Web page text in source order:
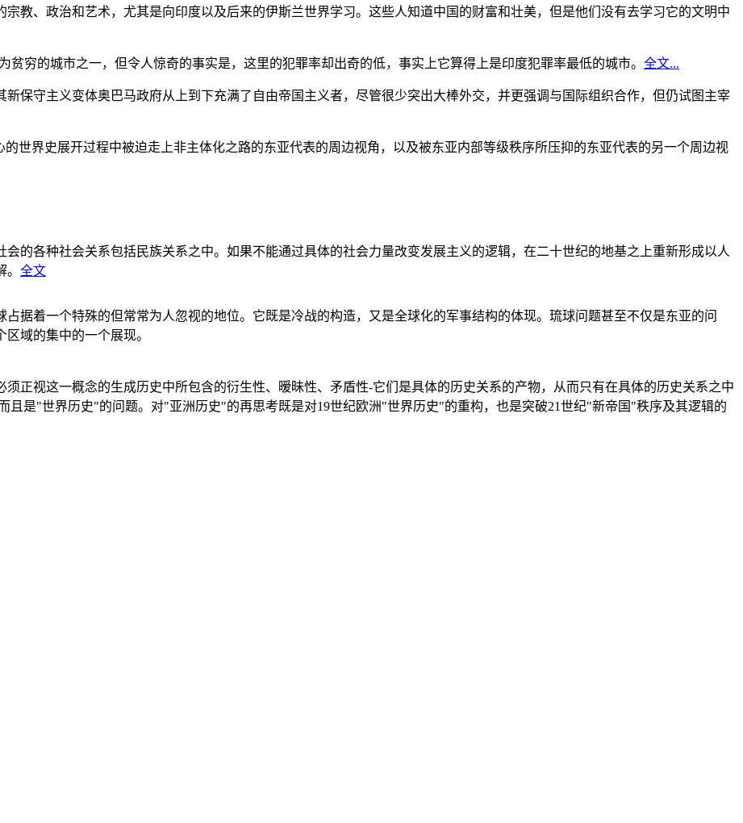
宗教、政治和艺术，尤其是向印度以及后来的伊斯兰世界学习。这些人知道中国的财富和壮美，但是他们没有去学习它的文明中
贫穷的城市之一，但令人惊奇的事实是，这里的犯罪率却出奇的低，事实上它算得上是印度犯罪率最低的城市。 全文...
新保守主义变体奥巴马政府从上到下充满了自由帝国主义者，尽管很少突出大棒外交，并更强调与国际组织合作，但仍试图主宰
的世界史展开过程中被迫走上非主体化之路的东亚代表的周边视角，以及被东亚内部等级秩序所压抑的东亚代表的另一个周边视
的各种社会关系包括民族关系之中。如果不能通过具体的社会力量改变发展主义的逻辑，在二十世纪的地基之上重新形成以人
全文
据着一个特殊的但常常为人忽视的地位。它既是冷战的构造，又是全球化的军事结构的体现。琉球问题甚至不仅是东亚的问
域的集中的一个展现。
正视这一概念的生成历史中所包含的衍生性、暧昧性、矛盾性-它们是具体的历史关系的产物，从而只有在具体的历史关系之中
且是"世界历史"的问题。对"亚洲历史"的再思考既是对19世纪欧洲"世界历史"的重构，也是突破21世纪"新帝国"秩序及其逻辑的